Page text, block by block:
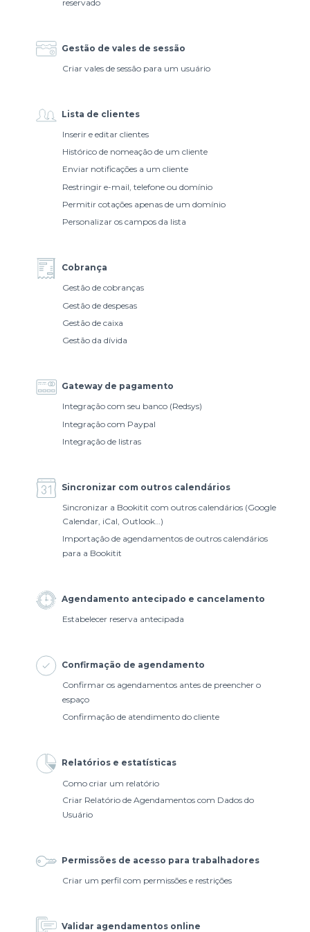
Gestão de vales de sessão
Criar vales de sessão para um usuário
Lista de clientes
Inserir e editar clientes
Histórico de nomeação de um cliente
Enviar notificações a um cliente
Restringir e-mail, telefone ou domínio
Permitir cotações apenas de um domínio
Personalizar os campos da lista
Cobrança
Gestão de cobranças
Gestão de despesas
Gestão de caixa
Gestão da dívida
Gateway de pagamento
Integração com seu banco (Redsys)
Integração com Paypal
Integração de listras
Sincronizar com outros calendários
Sincronizar a Bookitit com outros calendários (Google
Calendar, iCal, Outlook…)
Importação de agendamentos de outros calendários
para a Bookitit
Agendamento antecipado e cancelamento
Estabelecer reserva antecipada
Confirmação de agendamento
Confirmar os agendamentos antes de preencher o
espaço
Confirmação de atendimento do cliente
Relatórios e estatísticas
Como criar um relatório
Criar Relatório de Agendamentos com Dados do
Usuário
Permissões de acesso para trabalhadores
Criar um perfil com permissões e restrições
Validar agendamentos online